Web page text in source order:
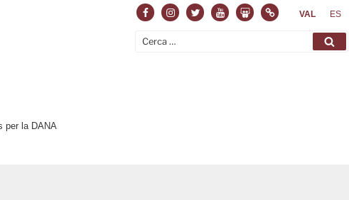
FacebookInstagram
TwitterYoutubeSlideshare
NormasVAL ES
Cerca:
per la DANA